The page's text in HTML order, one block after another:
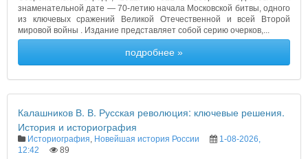
знаменательной дате — 70-летию начала Московской битвы, одного
из ключевых сражений Великой Отечественной и всей Второй
мировой войны . Издание представляет собой серию очерков,...
подробнее »
Калашников В. В. Русская революция: ключевые решения.
История и историография
Историография Новейшая история России
1-08-2026,
12:42
89